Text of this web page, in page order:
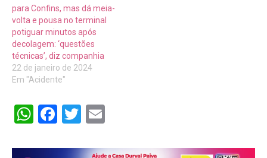
para Confins, mas dá meia-
volta e pousa no terminal
potiguar minutos após
decolagem: ‘questões
técnicas’, diz companhia
22 de janeiro de 2024
Em "Acidente"
WhatsApp
Facebook
Twitter